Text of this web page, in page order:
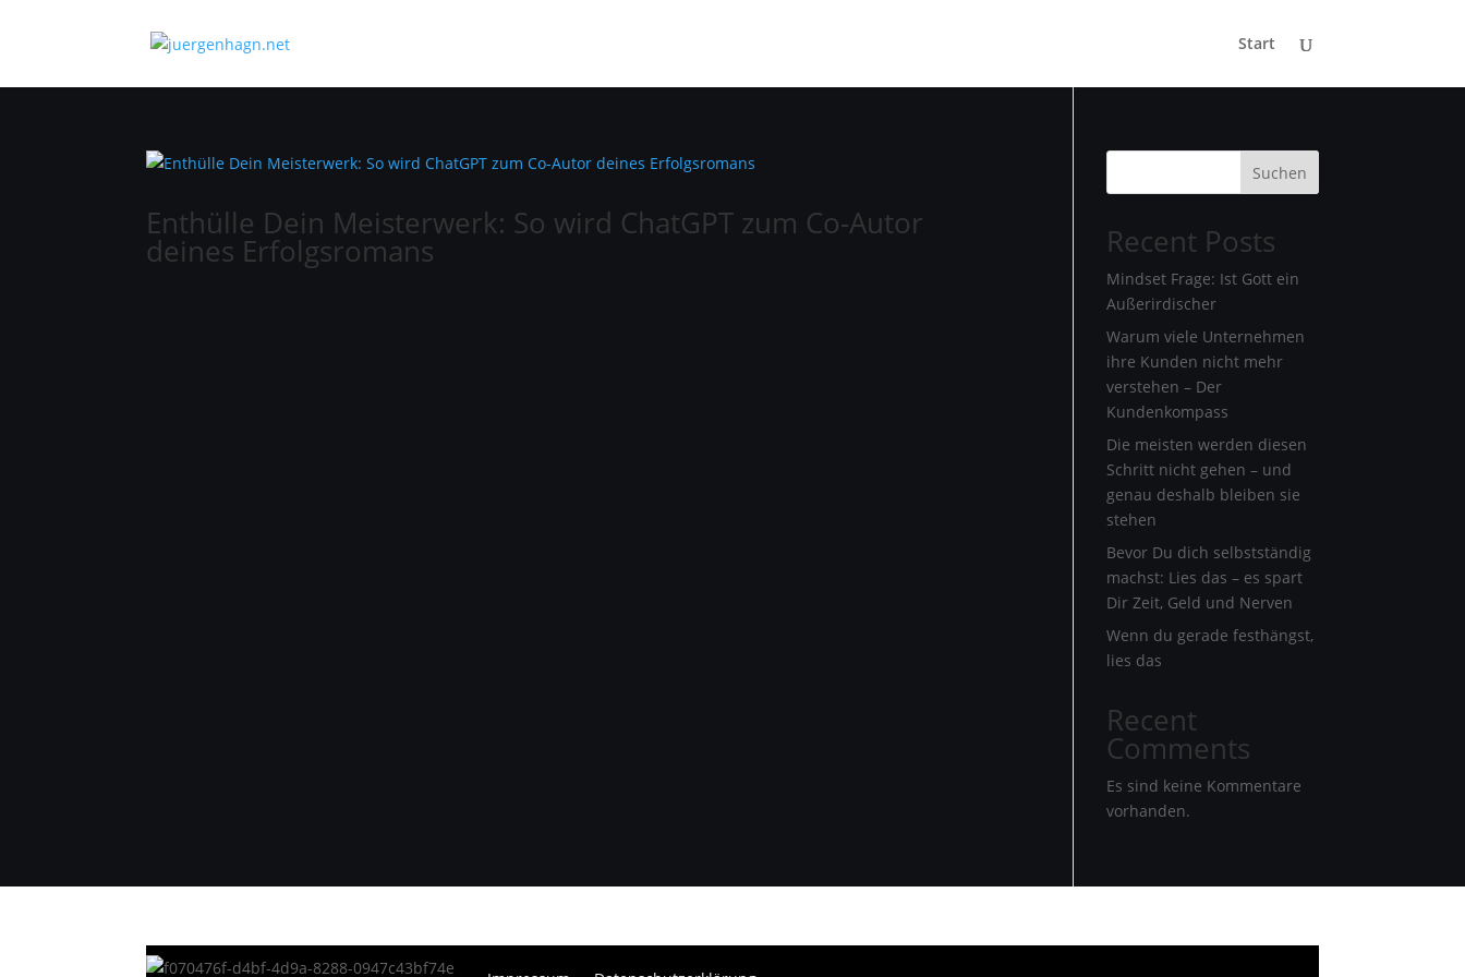
Start
Enthülle Dein Meisterwerk: So wird ChatGPT zum Co-Autor
deines Erfolgsromans
Suchen
Recent Posts
Mindset Frage: Ist Gott ein
Außerirdischer
Warum viele Unternehmen
ihre Kunden nicht mehr
verstehen – Der
Kundenkompass
Die meisten werden diesen
Schritt nicht gehen – und
genau deshalb bleiben sie
stehen
Bevor Du dich selbstständig
machst: Lies das – es spart
Dir Zeit, Geld und Nerven
Wenn du gerade festhängst,
lies das
Recent
Comments
Es sind keine Kommentare
vorhanden.